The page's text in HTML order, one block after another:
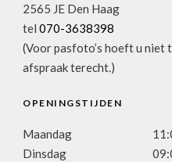
2565 JE Den Haag
tel 070-3638398
(Voor pasfoto’s hoeft u niet
afspraak terecht.)
OPENINGSTIJDEN
Maandag
Dinsdag